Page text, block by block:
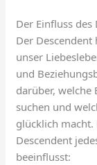
Der Einfluss des
Der
unser
und
darüber, welche
suchen und
glücklich
Descendent
beeinflusst: